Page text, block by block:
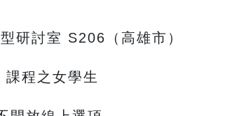
討室 S206（高雄市）
程之女學生